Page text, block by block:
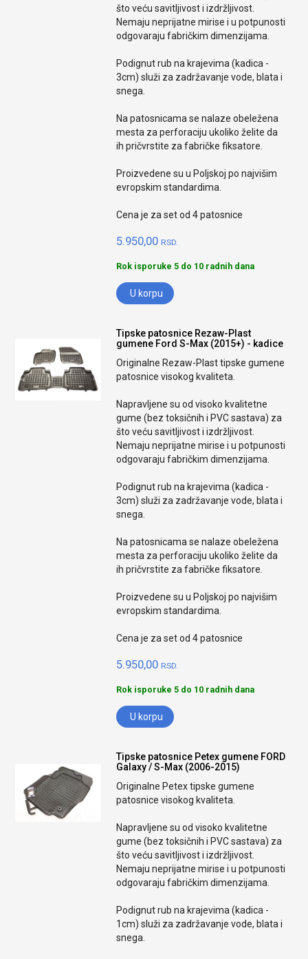
što veću savitljivost i izdržljivost.
Nemaju neprijatne mirise i u potpunosti
odgovaraju fabričkim dimenzijama.
Podignut rub na krajevima (kadica -
3cm) služi za zadržavanje vode, blata i
snega.
Na patosnicama se nalaze obeležena
mesta za perforaciju ukoliko želite da
ih pričvrstite za fabričke fiksatore.
Proizvedene su u Poljskoj po najvišim
evropskim standardima.
Cena je za set od 4 patosnice
5.950,00 RSD.
Rok isporuke 5 do 10 radnih dana
U korpu
Tipske patosnice Rezaw-Plast
gumene Ford S-Max (2015+) - kadice
Originalne Rezaw-Plast tipske gumene
patosnice visokog kvaliteta.
Napravljene su od visoko kvalitetne
gume (bez toksičnih i PVC sastava) za
što veću savitljivost i izdržljivost.
Nemaju neprijatne mirise i u potpunosti
odgovaraju fabričkim dimenzijama.
Podignut rub na krajevima (kadica -
3cm) služi za zadržavanje vode, blata i
snega.
Na patosnicama se nalaze obeležena
mesta za perforaciju ukoliko želite da
ih pričvrstite za fabričke fiksatore.
Proizvedene su u Poljskoj po najvišim
evropskim standardima.
Cena je za set od 4 patosnice
5.950,00 RSD.
Rok isporuke 5 do 10 radnih dana
U korpu
Tipske patosnice Petex gumene FORD
Galaxy / S-Max (2006-2015)
Originalne Petex tipske gumene
patosnice visokog kvaliteta.
Napravljene su od visoko kvalitetne
gume (bez toksičnih i PVC sastava) za
što veću savitljivost i izdržljivost.
Nemaju neprijatne mirise i u potpunosti
odgovaraju fabričkim dimenzijama.
Podignut rub na krajevima (kadica -
1cm) služi za zadržavanje vode, blata i
snega.